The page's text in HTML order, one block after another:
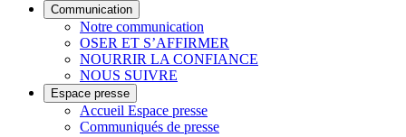
Communication
Notre communication
OSER ET S’AFFIRMER
NOURRIR LA CONFIANCE
NOUS SUIVRE
Espace presse
Accueil Espace presse
Communiqués de presse